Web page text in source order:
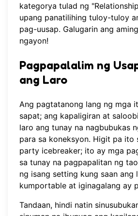
kategorya tulad ng
upang panatilihing tuloy-tuloy
pag-uusap. Galugarin ang
ngayon!
Pagpapalalim ng
ang Laro
Ang pagtatanong lang ng mga
sapat; ang kapaligiran at
laro ang tunay na nagbubukas
para sa koneksyon. Higit pa ito
party icebreaker; ito ay mga
sa tunay na pagpapalitan ng
ng isang setting kung saan ang
kumportable at iginagalang ay
Tandaan, hindi natin